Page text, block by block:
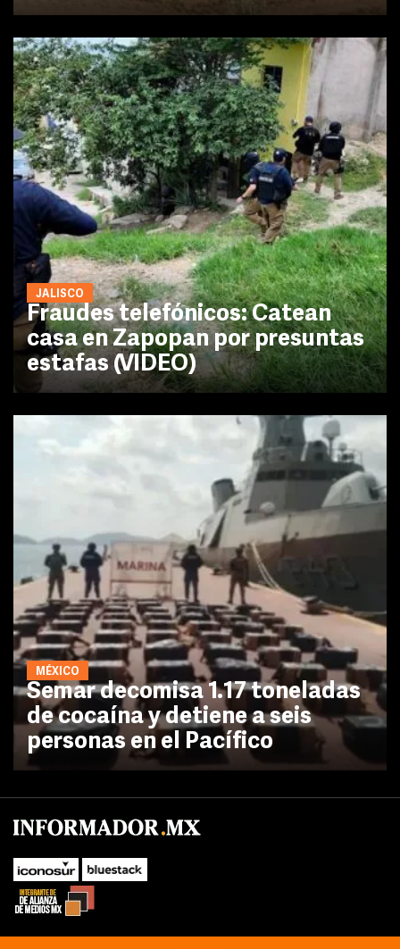
JALISCO
Fraudes telefónicos: Catean
casa en Zapopan por presuntas
estafas (VIDEO)
MÉXICO
Semar decomisa 1.17 toneladas
de cocaína y detiene a seis
personas en el Pacífico